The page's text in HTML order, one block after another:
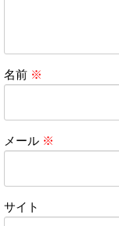
名前 ※
メール ※
サイト